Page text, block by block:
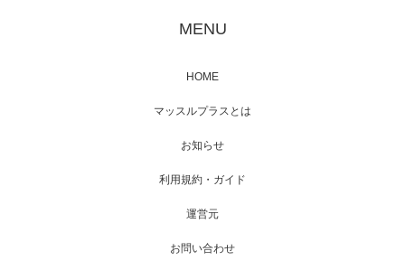
映画「メカバース」舞台挨拶へマッスルプラ
【TV】NHK BS「COOL JAPAN 」にてマッス
MENU
HOME
マッスルプラスとは
お知らせ
利用規約・ガイド
運営元
お問い合わせ